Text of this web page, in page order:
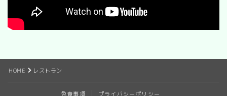
HOME レストラン
免責事項 プライバシーポリシー